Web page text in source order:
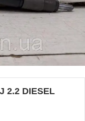
2.2 DIESEL